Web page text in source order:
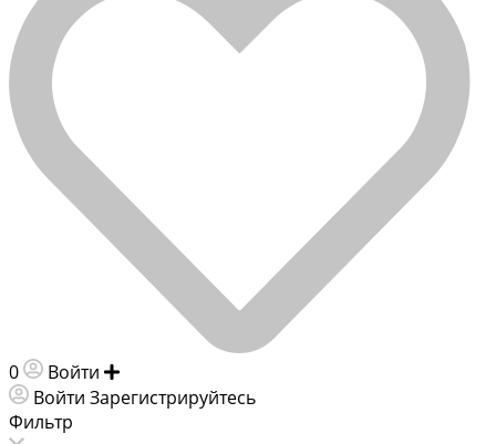
0 Войти
Войти Зарегистрируйтесь
Фильтр